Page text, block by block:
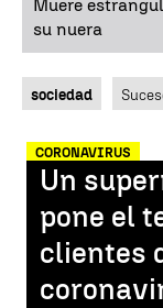
Muere
su nuera
sociedad
CORONAVIRUS
Un
pone el
clientes